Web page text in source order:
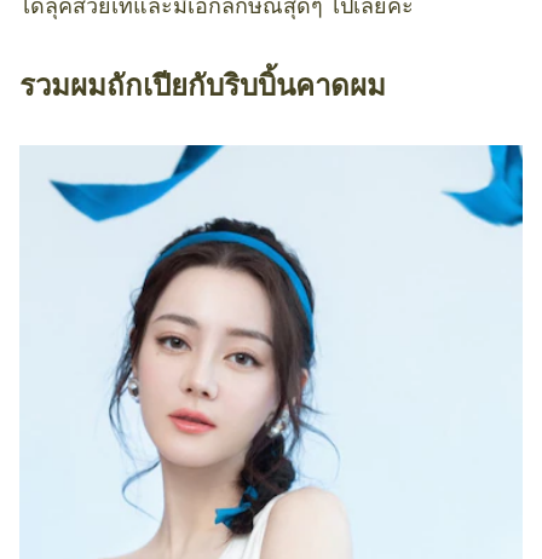
ได้ลุคสวยเท่และมีเอกลักษณ์สุดๆ ไปเลยค่ะ
รวมผมถักเปียกับริบบิ้นคาดผม